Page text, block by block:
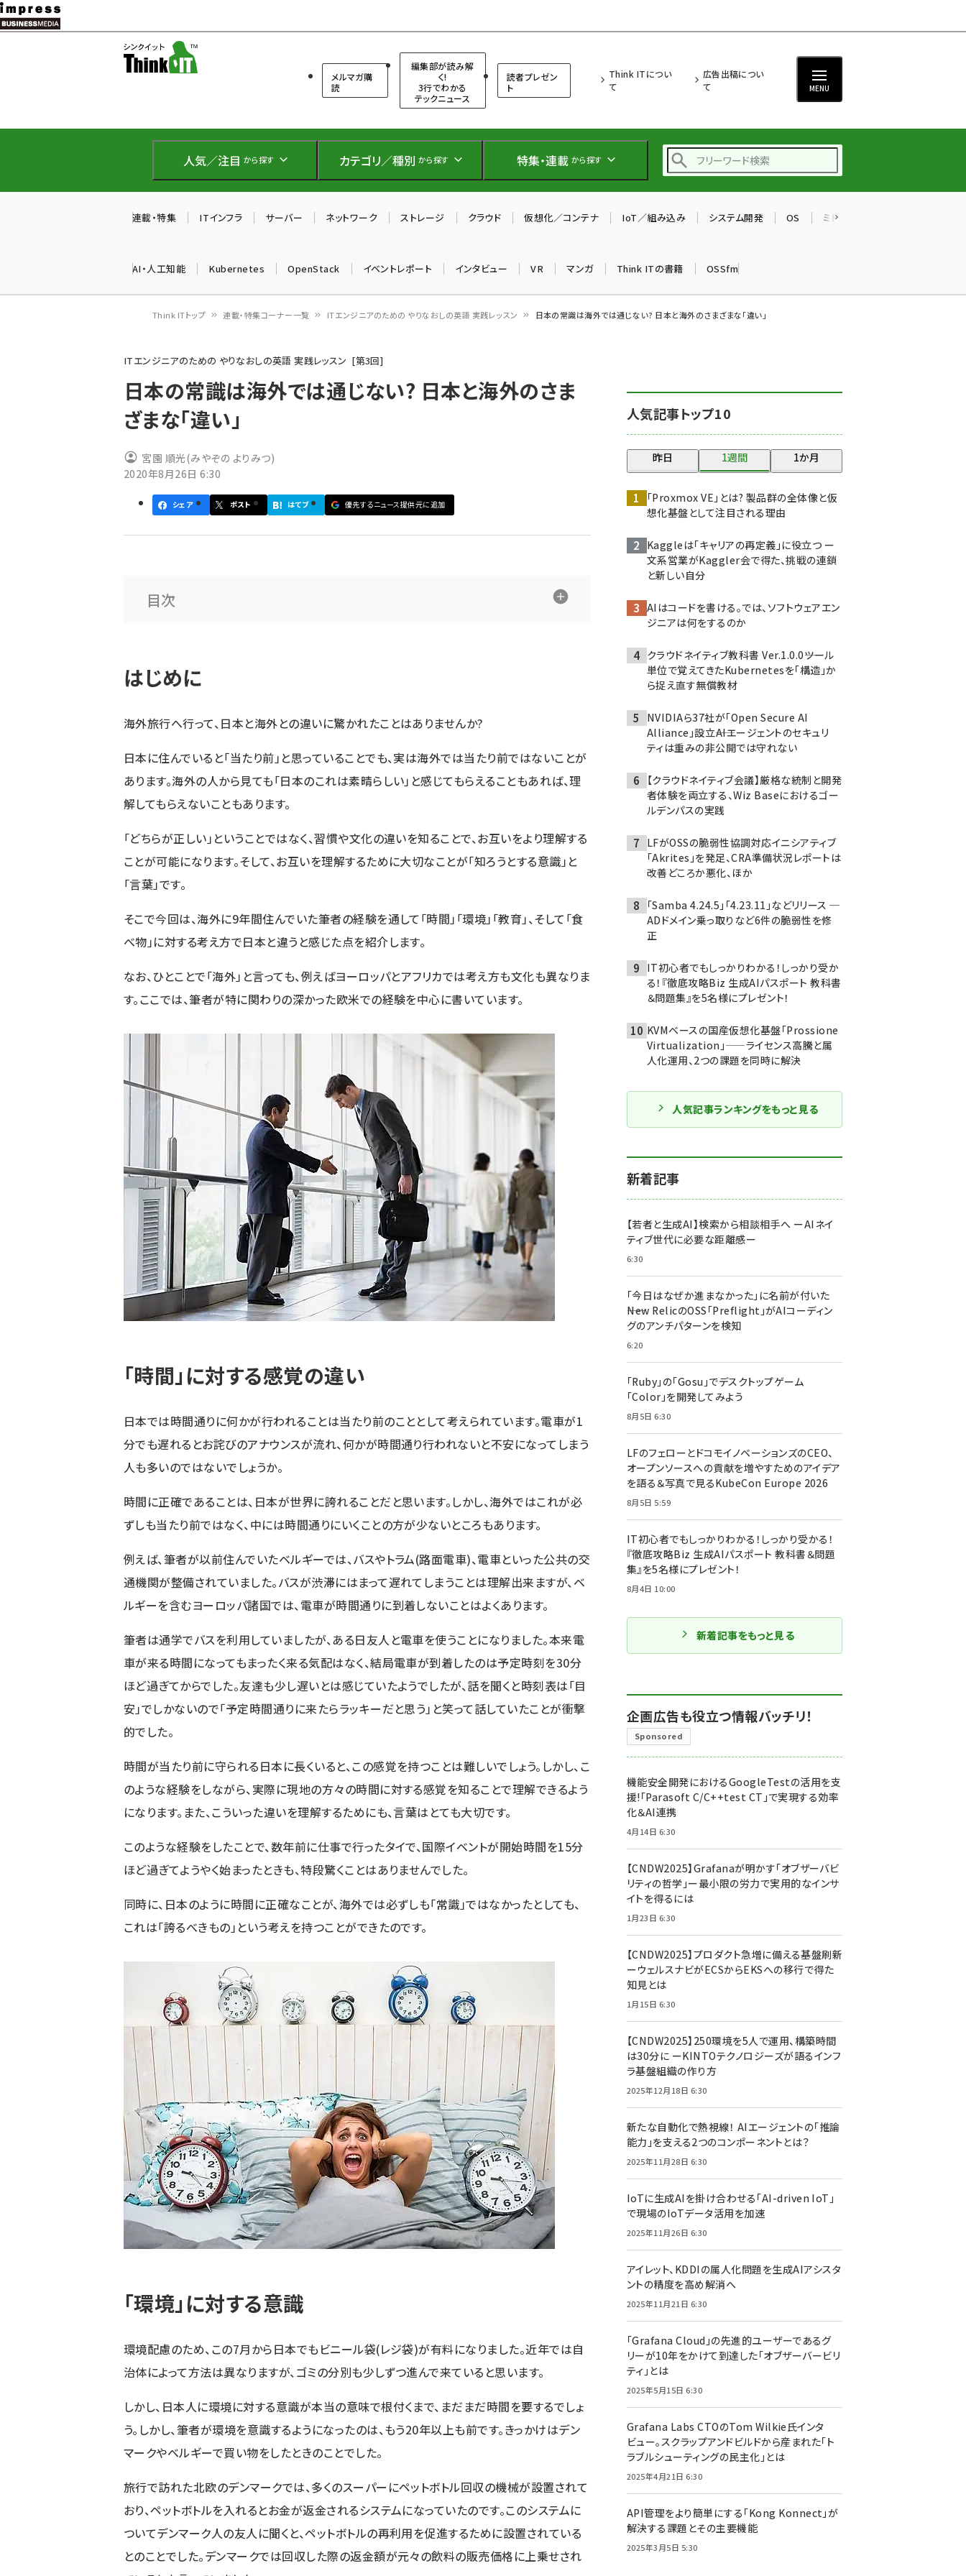
メ
イ
テ
に
メルマガ購
読
編集部が読み解
く!
3行でわかる
テックニュース
読者プレゼン
ト
Think ITについ
て
広告出稿につい
て
MENU
人気／注目 から探す カテゴリ／種別 から探す 特集・連載 から探す
仲間と築いた勝利の絆～
iot女子会 (2248)
drupal (1929)
genai (1468)
abc123 (1341)
連載・特集 ITインフラ サーバー ネットワーク ストレージ クラウド 仮想化／コンテナ IoT／組み込み システム開発 OS ミドルウェア
AI・人工知能 Kubernetes OpenStack イベントレポート インタビュー VR マンガ Think ITの書籍 OSSfm
ン
く
ず
Think ITトップ 連載・特集コーナー一覧 ITエンジニアのための やりなおしの英語 実践レッスン 日本の常識は海外では通じない? 日本と海外のさまざまな「違い」
ITエンジニアのための やりなおしの英語 実践レッスン 第3回
日本の常識は海外では通じない? 日本と海外のさま
ざまな「違い」
宮園 順光(みやぞの よりみつ)
2020年8月26日 6:30
シェア ポスト はてブ 優先するニュース提供元に追加
目次
はじめに
海外旅行へ行って、日本と海外との違いに驚かれたことはありませんか?
日本に住んでいると「当たり前」と思っていることでも、実は海外では当たり前ではないことが
あります。海外の人から見ても「日本のこれは素晴らしい」と感じてもらえることもあれば、理
解してもらえないこともあります。
「どちらが正しい」ということではなく、習慣や文化の違いを知ることで、お互いをより理解する
ことが可能になります。そして、お互いを理解するために大切なことが「知ろうとする意識」と
「言葉」です。
そこで今回は、海外に9年間住んでいた筆者の経験を通して「時間」「環境」「教育」、そして「食
べ物」に対する考え方で日本と違うと感じた点を紹介します。
なお、ひとことで「海外」と言っても、例えばヨーロッパとアフリカでは考え方も文化も異なりま
す。ここでは、筆者が特に関わりの深かった欧米での経験を中心に書いています。
「時間」に対する感覚の違い
日本では時間通りに何かが行われることは当たり前のこととして考えられています。電車が1
分でも遅れるとお詫びのアナウンスが流れ、何かが時間通り行われないと不安になってしまう
人も多いのではないでしょうか。
時間に正確であることは、日本が世界に誇れることだと思います。しかし、海外ではこれが必
ずしも当たり前ではなく、中には時間通りにいくことの方が少ないところもあります。
例えば、筆者が以前住んでいたベルギーでは、バスやトラム(路面電車)、電車といった公共の交
通機関が整備されていました。バスが渋滞にはまって遅れてしまうことは理解出来ますが、ベ
ルギーを含むヨーロッパ諸国では、電車が時間通りに到着しないことはよくあります。
筆者は通学でバスを利用していましたが、ある日友人と電車を使うことになりました。本来電
車が来る時間になってもまったく来る気配はなく、結局電車が到着したのは予定時刻を30分
ほど過ぎてからでした。友達も少し遅いとは感じていたようでしたが、話を聞くと時刻表は「目
安」でしかないので「予定時間通りに来たらラッキーだと思う」と笑って話していたことが衝撃
的でした。
時間が当たり前に守られる日本に長くいると、この感覚を持つことは難しいでしょう。しかし、こ
のような経験をしながら、実際に現地の方々の時間に対する感覚を知ることで理解できるよう
になります。また、こういった違いを理解するためにも、言葉はとても大切です。
このような経験をしたことで、数年前に仕事で行ったタイで、国際イベントが開始時間を15分
ほど過ぎてようやく始まったときも、特段驚くことはありませんでした。
同時に、日本のように時間に正確なことが、海外では必ずしも「常識」ではなかったとしても、
これは「誇るべきもの」という考えを持つことができたのです。
「環境」に対する意識
環境配慮のため、この7月から日本でもビニール袋(レジ袋)が有料になりました。近年では自
治体によって方法は異なりますが、ゴミの分別も少しずつ進んで来ていると思います。
しかし、日本人に環境に対する意識が本当の意味で根付くまで、まだまだ時間を要するでしょ
う。しかし、筆者が環境を意識するようになったのは、もう20年以上も前です。きっかけはデン
マークやベルギーで買い物をしたときのことでした。
旅行で訪れた北欧のデンマークでは、多くのスーパーにペットボトル回収の機械が設置されて
おり、ペットボトルを入れるとお金が返金されるシステムになっていたのです。このシステムに
ついてデンマーク人の友人に聞くと、ペットボトルの再利用を促進するために設置されている
とのことでした。デンマークでは回収した際の返金額が元々の飲料の販売価格に上乗せされ
人気記事トップ10
昨日 1週間 1か月
「Proxmox VE」とは? 製品群の全体像と仮
想化基盤として注目される理由
Kaggleは「キャリアの再定義」に役立つ ー
文系営業がKaggler会で得た、挑戦の連鎖
と新しい自分
AIはコードを書ける。では、ソフトウェアエン
ジニアは何をするのか
クラウドネイティブ教科書 Ver.1.0.0――ツール
単位で覚えてきたKubernetesを「構造」か
ら捉え直す無償教材
NVIDIAら37社が「Open Secure AI
Alliance」設立――AIエージェントのセキュリ
ティは重みの非公開では守れない
【クラウドネイティブ会議】厳格な統制と開発
者体験を両立する、Wiz Baseにおけるゴー
ルデンパスの実践
LFがOSSの脆弱性協調対応イニシアティブ
「Akrites」を発足、CRA準備状況レポートは
改善どころか悪化、ほか
「Samba 4.24.5」「4.23.11」などリリース ─
ADドメイン乗っ取りなど6件の脆弱性を修
正
IT初心者でもしっかりわかる！しっかり受か
る！『徹底攻略Biz 生成AIパスポート 教科書
＆問題集』を5名様にプレゼント！
KVMベースの国産仮想化基盤「Prossione
Virtualization」——ライセンス高騰と属
人化運用、2つの課題を同時に解決
人気記事ランキングをもっと見る
新着記事
【若者と生成AI】検索から相談相手へ ーAIネイ
ティブ世代に必要な距離感ー
6:30
「今日はなぜか進まなかった」に名前が付いた
――New RelicのOSS「Preflight」がAIコーディン
グのアンチパターンを検知
6:20
「Ruby」の「Gosu」でデスクトップゲーム
「Color」を開発してみよう
8月5日 6:30
LFのフェローとドコモイノベーションズのCEO、
オープンソースへの貢献を増やすためのアイデア
を語る＆写真で見るKubeCon Europe 2026
8月5日 5:59
IT初心者でもしっかりわかる！しっかり受かる！
『徹底攻略Biz 生成AIパスポート 教科書＆問題
集』を5名様にプレゼント！
8月4日 10:00
新着記事をもっと見る
企画広告も役立つ情報バッチリ！
Sponsored
機能安全開発におけるGoogleTestの活用を支
援!「Parasoft C/C++test CT」で実現する効率
化＆AI連携
4月14日 6:30
【CNDW2025】Grafanaが明かす「オブザーバビ
リティの哲学」ー最小限の労力で実用的なインサ
イトを得るには
1月23日 6:30
【CNDW2025】プロダクト急増に備える基盤刷新
ーウェルスナビがECSからEKSへの移行で得た
知見とは
1月15日 6:30
【CNDW2025】250環境を5人で運用、構築時間
は30分に ーKINTOテクノロジーズが語るインフ
ラ基盤組織の作り方
2025年12月18日 6:30
新たな自動化で熱視線！ AIエージェントの「推論
能力」を支える2つのコンポーネントとは？
2025年11月28日 6:30
IoTに生成AIを掛け合わせる「AI-driven IoT」
で現場のIoTデータ活用を加速
2025年11月26日 6:30
アイレット、KDDIの属人化問題を生成AIアシスタ
ントの精度を高め解消へ
2025年11月21日 6:30
「Grafana Cloud」の先進的ユーザーであるグ
リーが10年をかけて到達した「オブザーバービリ
ティ」とは
2025年5月15日 6:30
Grafana Labs CTOのTom Wilkie氏インタ
ビュー。スクラップアンドビルドから産まれた「ト
ラブルシューティングの民主化」とは
2025年4月21日 6:30
API管理をより簡単にする「Kong Konnect」が
解決する課題とその主要機能
2025年3月5日 5:30